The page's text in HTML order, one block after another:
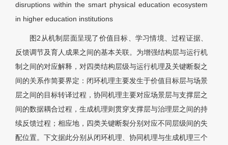
disruptions within the smart physical education ecosystem
in higher education institutions
图2从机制层面呈现了价值目标、学习情境、过程证据、
反馈调节及育人成果之间的基本关联。为增强结构层与运行机
制之间的对应解释，对四类结构层级与运行机理及关键断裂之
间的关系作简要界定：闭环机理主要发生于价值目标层与场景
层之间的目标转译过程，协同机理主要对应场景层与支撑层之
间的数据耦合过程，生成机理则贯穿支撑层与治理层之间的持
续反馈过程；相应地，四类关键断裂分别对应不同层级间的失
配位置。下文据此分别从闭环机理、协同机理与生成机理三个